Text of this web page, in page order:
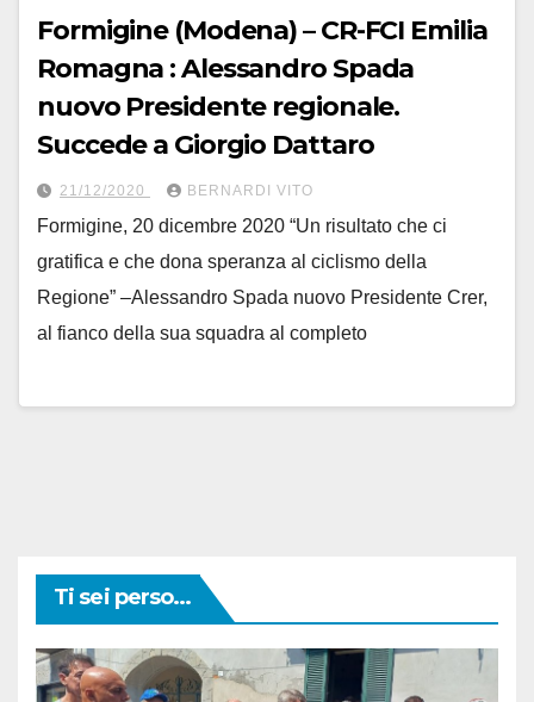
Formigine (Modena) – CR-FCI Emilia
Romagna : Alessandro Spada
nuovo Presidente regionale.
Succede a Giorgio Dattaro
21/12/2020 BERNARDI VITO
Formigine, 20 dicembre 2020 “Un risultato che ci
gratifica e che dona speranza al ciclismo della
Regione” –Alessandro Spada nuovo Presidente Crer,
al fianco della sua squadra al completo
Ti sei perso...